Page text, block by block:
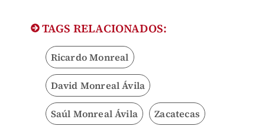
TAGS RELACIONADOS:
Ricardo Monreal
David Monreal Ávila
Saúl Monreal Ávila Zacatecas